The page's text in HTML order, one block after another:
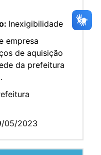
Inexigibilidade
empresa
de aquisição
da prefeitura
05/2023